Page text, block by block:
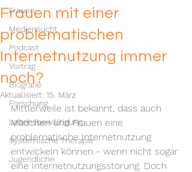
Frauen
Mediensucht
Podcast
Vortrag
Biografie
Forschung
Lebensbewältigung
Systemische Therapie
Jugendliche
Frauen mit einer
problematischen
Internetnutzung immer
noch?
Aktualisiert: 15. März
Mittlerweile ist bekannt, dass auch
Mädchen und Frauen eine
problematische Internetnutzung
entwickeln können - wenn nicht sogar
eine Internetnutzungsstörung. Doch